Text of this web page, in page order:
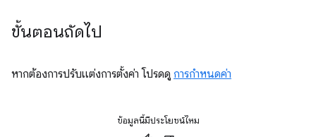
ขั้นตอนถัดไป
หากต้องการปรับแต่งการตั้งค่า โปรดดู การกำหนดค่า
ข้อมูลนี้มีประโยชน์ไหม